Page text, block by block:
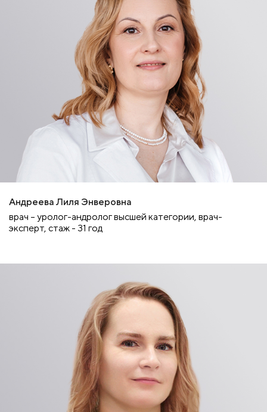
Андреева Лиля Энверовна
врач – уролог-андролог высшей категории, врач-
эксперт, стаж - 31 год